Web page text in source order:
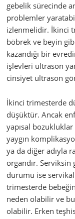
gebelik sürecinde
problemler
izlenmelidir. İkinci
böbrek ve beyin
kazandığı bir
işlevleri ultrason
cinsiyet ultrason
İkinci trimesterde
düşüktür. Ancak
yapısal
yaygın
ya da diğer adıyla
organdır. Serviksin
durumu ise
trimesterde
neden olabilir ve
olabilir. Erken